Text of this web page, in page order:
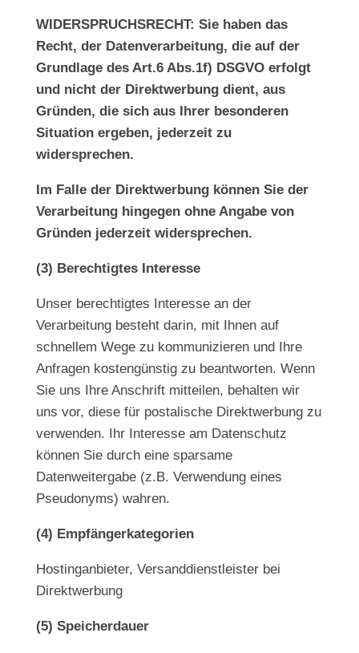
WIDERSPRUCHSRECHT: Sie haben das
Recht, der Datenverarbeitung, die auf der
Grundlage des Art.6 Abs.1f) DSGVO erfolgt
und nicht der Direktwerbung dient, aus
Gründen, die sich aus Ihrer besonderen
Situation ergeben, jederzeit zu
widersprechen.
Im Falle der Direktwerbung können Sie der
Verarbeitung hingegen ohne Angabe von
Gründen jederzeit widersprechen.
(3) Berechtigtes Interesse
Unser berechtigtes Interesse an der
Verarbeitung besteht darin, mit Ihnen auf
schnellem Wege zu kommunizieren und Ihre
Anfragen kostengünstig zu beantworten. Wenn
Sie uns Ihre Anschrift mitteilen, behalten wir
uns vor, diese für postalische Direktwerbung zu
verwenden. Ihr Interesse am Datenschutz
können Sie durch eine sparsame
Datenweitergabe (z.B. Verwendung eines
Pseudonyms) wahren.
(4) Empfängerkategorien
Hostinganbieter, Versanddienstleister bei
Direktwerbung
(5) Speicherdauer